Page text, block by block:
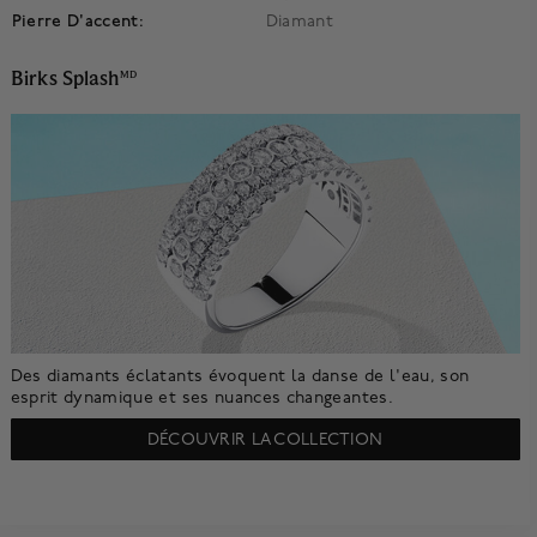
Pierre D'accent:
Diamant
Birks SplashMD
Des diamants éclatants évoquent la danse de l'eau, son
esprit dynamique et ses nuances changeantes.
DÉCOUVRIR LA COLLECTION